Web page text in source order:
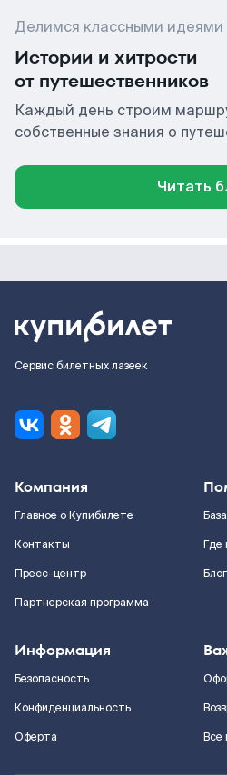
Делимся классными идеями
Истории и хитрости
от путешественников
Каждый день строим
собственные знания о
Читать
Сервис билетных лазеек
Компания
Главное о Купибилете
Контакты
Пресс-центр
Партнерская программа
Где
Блог
Информация
Безопасность
Конфиденциальность
Оферта
Все